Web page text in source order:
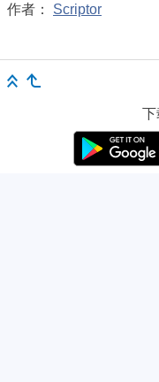
作者： Scriptor
下